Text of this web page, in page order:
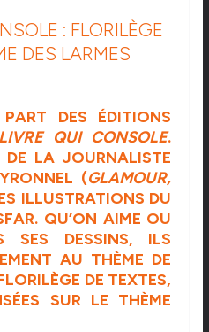
: FLORILÈGE
DES LARMES
DES ÉDITIONS
LIVRE QUI CONSOLE.
LA JOURNALISTE
(GLAMOUR,
ILLUSTRATIONS DU
QU’ON AIME OU
SES DESSINS, ILS
AU THÈME DE
DE TEXTES,
SUR LE THÈME